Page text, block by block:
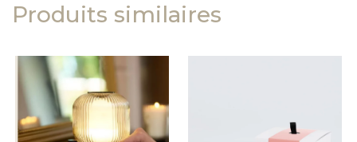
Produits similaires